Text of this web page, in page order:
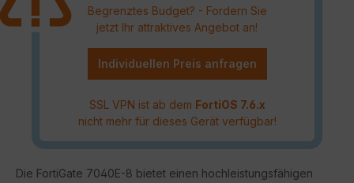
Begrenztes Budget? - Fordern Sie
jetzt Ihr attraktives Angebot an!
Individuellen Preis anfragen
SSL VPN ist ab dem FortiOS 7.6.x
nicht mehr für dieses Gerät verfügbar!
Die FortiGate 7040E-8 bietet einen hochleistungsfähigen